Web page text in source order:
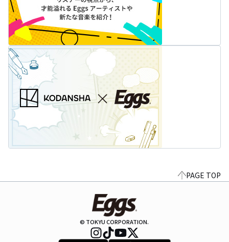
PAGE TOP
© TOKYU CORPORATION.